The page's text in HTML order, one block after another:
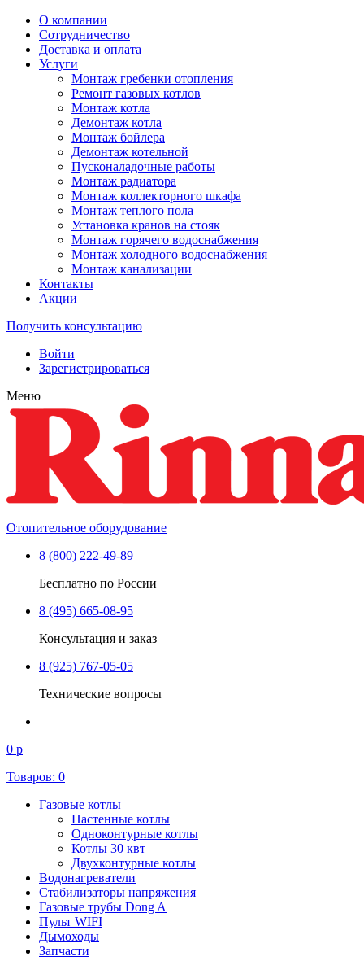
О компании
Сотрудничество
Доставка и оплата
Услуги
Монтаж гребенки отопления
Ремонт газовых котлов
Монтаж котла
Демонтаж котла
Монтаж бойлера
Демонтаж котельной
Пусконаладочные работы
Монтаж радиатора
Монтаж коллекторного шкафа
Монтаж теплого пола
Установка кранов на стояк
Монтаж горячего водоснабжения
Монтаж холодного водоснабжения
Монтаж канализации
Контакты
Акции
Получить консультацию
Войти
Зарегистрироваться
Меню
Отопительное оборудование
8 (800) 222-49-89
Бесплатно по России
8 (495) 665-08-95
Консультация и заказ
8 (925) 767-05-05
Технические вопросы
0 р
Товаров: 0
Газовые котлы
Настенные котлы
Одноконтурные котлы
Котлы 30 квт
Двухконтурные котлы
Водонагреватели
Стабилизаторы напряжения
Газовые трубы Dong A
Пульт WIFI
Дымоходы
Запчасти